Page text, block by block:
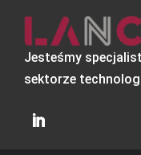
Jesteśmy
sektorze